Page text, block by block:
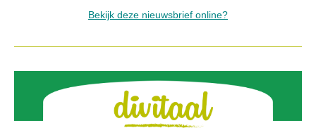
Bekijk deze nieuwsbrief online?